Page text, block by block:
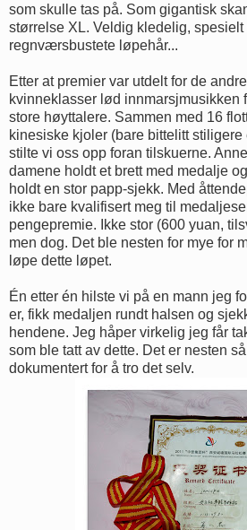
som skulle tas på. Som gigantisk
størrelse XL. Veldig kledelig,
regnværsbustete løpehår...
Etter at premier var utdelt for de
kvinneklasser lød innmarsjmusikken
store høyttalere. Sammen med 16
kinesiske kjoler (bare bittelitt
stilte vi oss opp foran tilskuerne.
damene holdt et brett med medalje
holdt en stor papp-sjekk. Med
ikke bare kvalifisert meg til
pengepremie. Ikke stor (600 yuan,
men dog. Det ble nesten for mye for
løpe dette løpet.
Én etter én hilste vi på en mann jeg
er, fikk medaljen rundt halsen og
hendene. Jeg håper virkelig jeg får
som ble tatt av dette. Det er nesten
dokumentert for å tro det selv.